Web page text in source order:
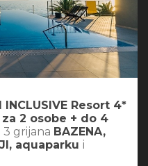
Resort 4*
2 osobe + do 4
3 grijana BAZENA,
aquaparku i